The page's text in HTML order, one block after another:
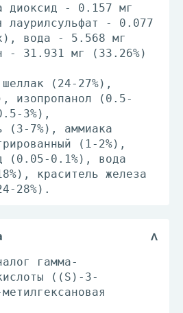
диоксид - 0.157 мг
лаурилсульфат - 0.077
вода - 5.568 мг
- 31.931 мг (33.26%)
(24-27%),
изопропанол (0.5-
3%),
(3-7%), аммиака
(1-2%),
(0.05-0.1%), вода
краситель железа
28%).
гамма-
((S)-3-